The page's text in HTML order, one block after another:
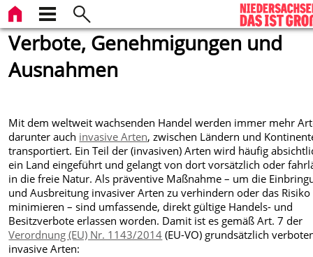
Verbote, Genehmigungen und
Ausnahmen
Mit dem weltweit wachsenden Handel werden immer mehr
darunter auch invasive Arten, zwischen Ländern und
transportiert. Ein Teil der (invasiven) Arten wird häufig
ein Land eingeführt und gelangt von dort vorsätzlich oder
in die freie Natur. Als präventive Maßnahme – um die
und Ausbreitung invasiver Arten zu verhindern oder das Risiko
minimieren – sind umfassende, direkt gültige Handels- und
Besitzverbote erlassen worden. Damit ist es gemäß Art. 7 der
Verordnung (EU) Nr. 1143/2014 (EU-VO) grundsätzlich
invasive Arten: